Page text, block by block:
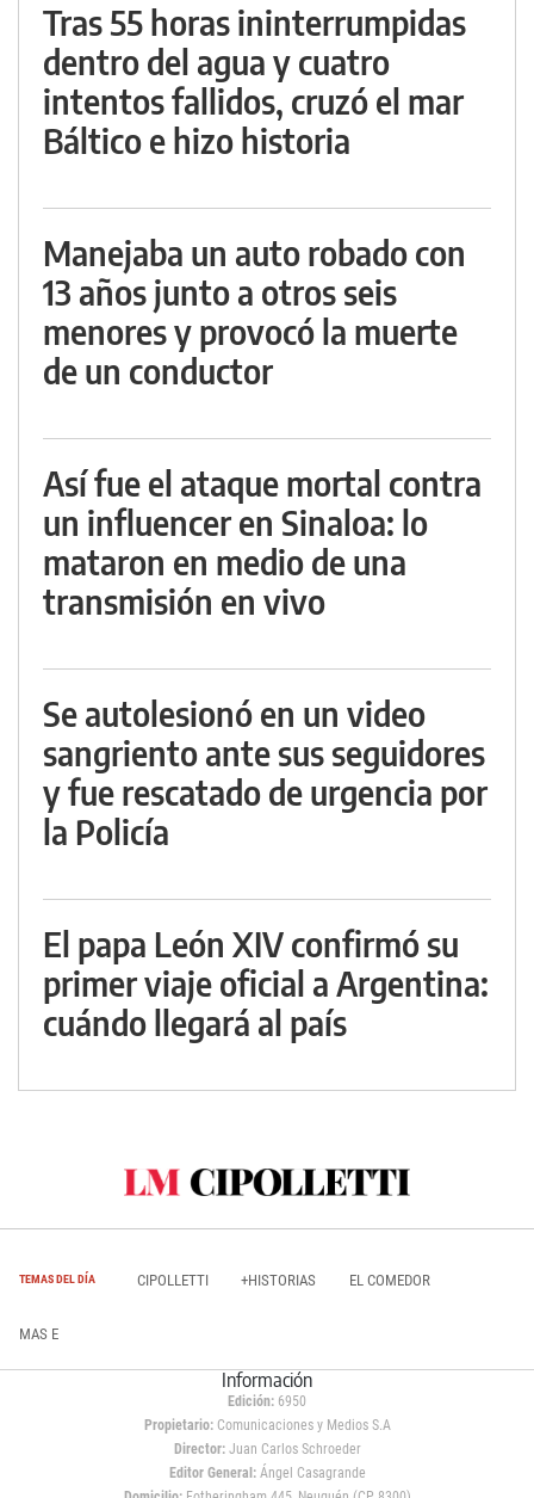
Tras 55 horas ininterrumpidas
dentro del agua y cuatro
intentos fallidos, cruzó el mar
Báltico e hizo historia
Manejaba un auto robado con
13 años junto a otros seis
menores y provocó la muerte
de un conductor
Así fue el ataque mortal contra
un influencer en Sinaloa: lo
mataron en medio de una
transmisión en vivo
Se autolesionó en un video
sangriento ante sus seguidores
y fue rescatado de urgencia por
la Policía
El papa León XIV confirmó su
primer viaje oficial a Argentina:
cuándo llegará al país
TEMAS DEL DÍA CIPOLLETTI +HISTORIAS EL COMEDOR
MAS E
Información
Edición: 6950
Propietario:Comunicaciones y Medios S.A
Director: Juan Carlos Schroeder
Editor General:Ángel Casagrande